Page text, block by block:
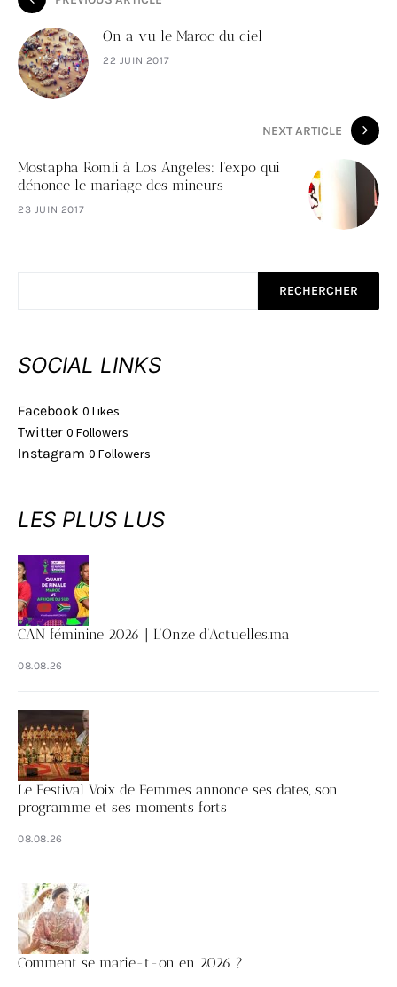
On a vu le Maroc du ciel
22 JUIN 2017
NEXT ARTICLE
Mostapha Romli à Los Angeles: l'expo qui
dénonce le mariage des mineurs
23 JUIN 2017
RECHERCHER
SOCIAL LINKS
Facebook 0 Likes
Twitter 0 Followers
Instagram 0 Followers
LES PLUS LUS
CAN féminine 2026 | L’Onze d’Actuelles.ma
08.08.26
Le Festival Voix de Femmes annonce ses dates, son
programme et ses moments forts
08.08.26
Comment se marie-t-on en 2026 ?